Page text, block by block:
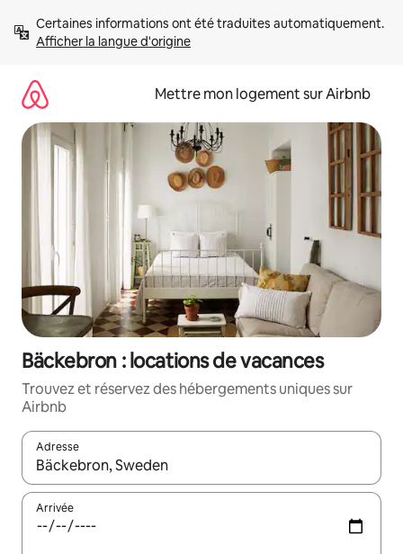
directement
Afficher la langue d'origine
Mettre mon logement sur Airbnb
Bäckebron : locations de vacances
Trouvez et réservez des hébergements uniques sur
Airbnb
Adresse
Lorsque les résultats s'affichent, utilisez les flèches vers le
Arrivée